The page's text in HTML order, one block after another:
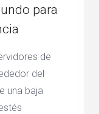
para
de
del
una baja